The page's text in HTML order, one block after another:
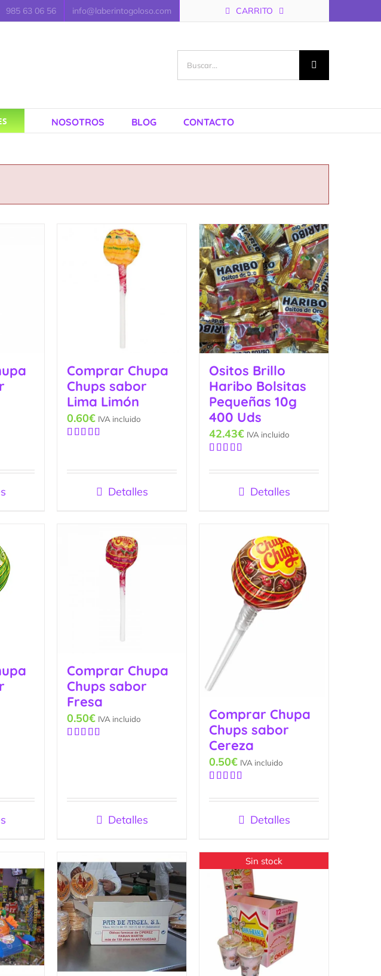
985 63 06 56 info@laberintogoloso.com CARRITO
NOSOTROS BLOG CONTACTO
Comprar Chupa
Chups sabor
Lima Limón
0.60€ IVA incluido
Detalles
Ositos Brillo
Haribo Bolsitas
Pequeñas 10g
400 Uds
con4.90de
42.43€ IVA incluido
Detalles
Comprar Chupa
Chups sabor
Fresa
0.50€ IVA incluido
Detalles
Comprar Chupa
Chups sabor
Cereza
con5.00de
0.50€ IVA incluido
Detalles
Sin stock